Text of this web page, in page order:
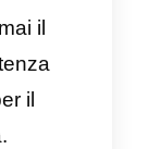
scelta